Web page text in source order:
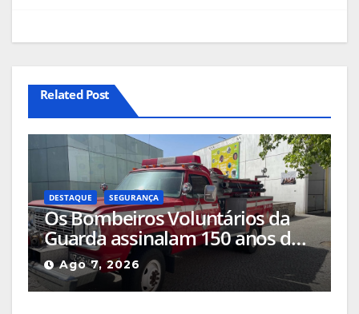
Related Post
DESTAQUE SEGURANÇA
Os Bombeiros Voluntários da
Guarda assinalam 150 anos de
história com comemorações a
acontecerem no centro da
cidade
Ago 7, 2026